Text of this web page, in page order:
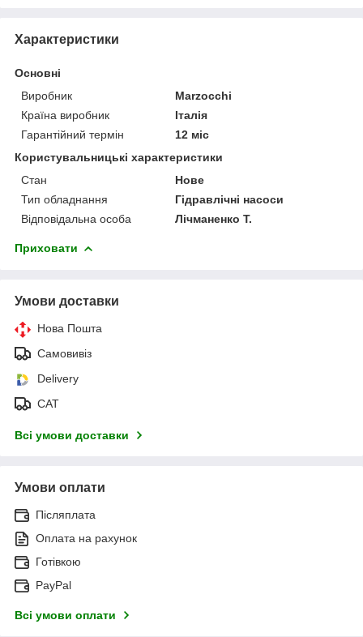
Характеристики
Основні
Виробник
Marzocchi
Країна виробник
Італія
Гарантійний термін
12 міс
Користувальницькі характеристики
Стан
Нове
Тип обладнання
Гідравлічні насоси
Відповідальна особа
Лічманенко Т.
Приховати
Умови доставки
Нова Пошта
Самовивіз
Delivery
САТ
Всі умови доставки
Умови оплати
Післяплата
Оплата на рахунок
Готівкою
PayPal
Всі умови оплати